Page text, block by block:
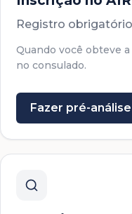
Registro
Quando você obteve
no consulado.
Fazer pré-análise